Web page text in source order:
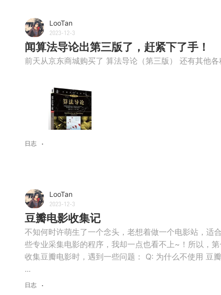
LooTan
2023-12-3
闻算法导论出第三版了，赶紧下了手！
前天从京东商城购买了 算法导论（第三版） 还有其他
日志
LooTan
2023-12-3
豆瓣电影收集记
不知何时许萌生了一个念头，老想着做一个电影站，适
些专业采集电影的程序，我却一点也看不上~！所以，
收集豆瓣电影时，遇到一些问题： Q: 为什么不使用 豆
...
日志